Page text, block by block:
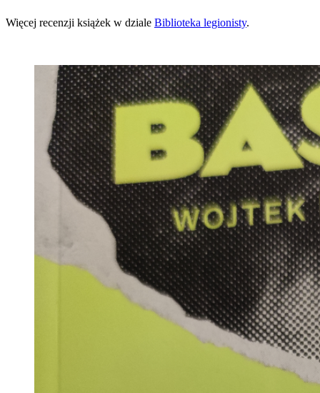
Więcej recenzji książek w dziale Biblioteka legionisty.